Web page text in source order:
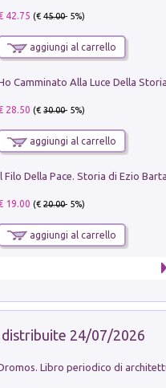
42.75 (€45.00- 5%)
aggiungi al carrello
28.50 (€30.00- 5%)
aggiungi al carrello
19.00 (€20.00- 5%)
aggiungi al carrello
24/07/2026